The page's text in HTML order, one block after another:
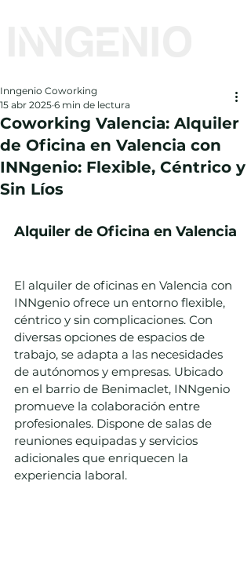
Coworking Valencia: Alquiler
de Oficina en Valencia con
INNgenio: Flexible, Céntrico y
Sin Líos
Inngenio Coworking
15 abr 2025 6 min de lectura
Alquiler de Oficina en Valencia
El alquiler de oficinas en Valencia con
INNgenio ofrece un entorno flexible,
céntrico y sin complicaciones. Con
diversas opciones de espacios de
trabajo, se adapta a las necesidades
de autónomos y empresas. Ubicado
en el barrio de Benimaclet, INNgenio
promueve la colaboración entre
profesionales. Dispone de salas de
reuniones equipadas y servicios
adicionales que enriquecen la
experiencia laboral.